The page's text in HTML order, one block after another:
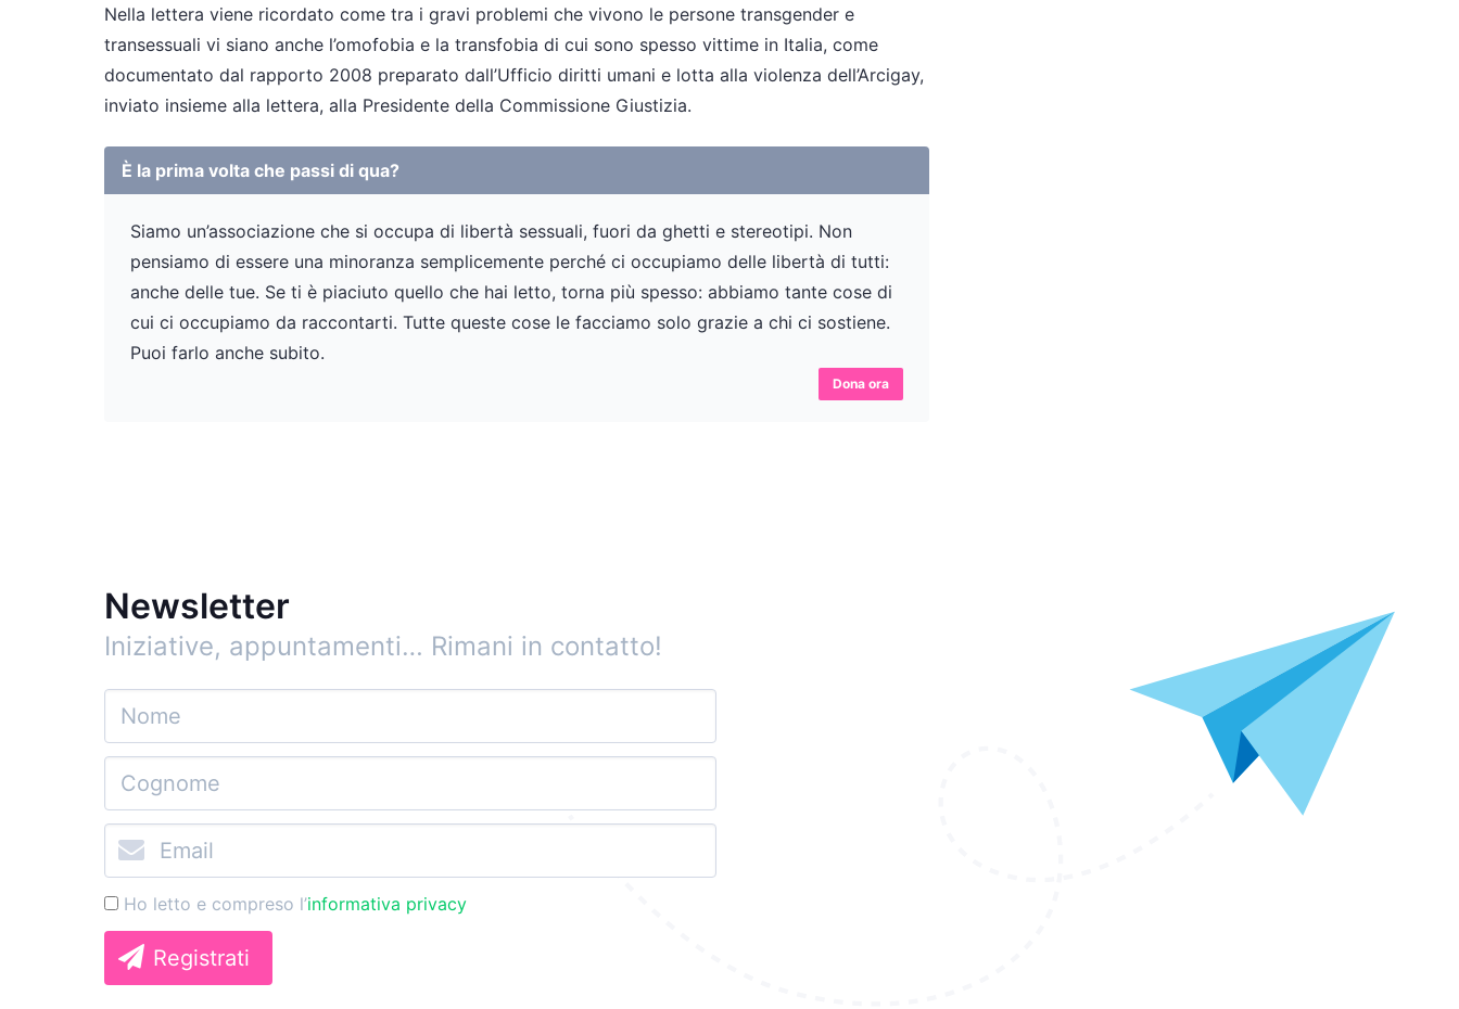
Nella lettera viene ricordato come tra i gravi problemi che vivono le persone transgender e
transessuali vi siano anche l’omofobia e la transfobia di cui sono spesso vittime in Italia, come
documentato dal rapporto 2008 preparato dall’Ufficio diritti umani e lotta alla violenza dell’Arcigay,
inviato insieme alla lettera, alla Presidente della Commissione Giustizia.
È la prima volta che passi di qua?
Siamo un’associazione che si occupa di libertà sessuali, fuori da ghetti e stereotipi. Non
pensiamo di essere una minoranza semplicemente perché ci occupiamo delle libertà di tutti:
anche delle tue. Se ti è piaciuto quello che hai letto, torna più spesso: abbiamo tante cose di
cui ci occupiamo da raccontarti. Tutte queste cose le facciamo solo grazie a chi ci sostiene.
Puoi farlo anche subito.
Dona ora
Newsletter
Iniziative, appuntamenti… Rimani in contatto!
Ho letto e compreso l’informativa privacy
Registrati